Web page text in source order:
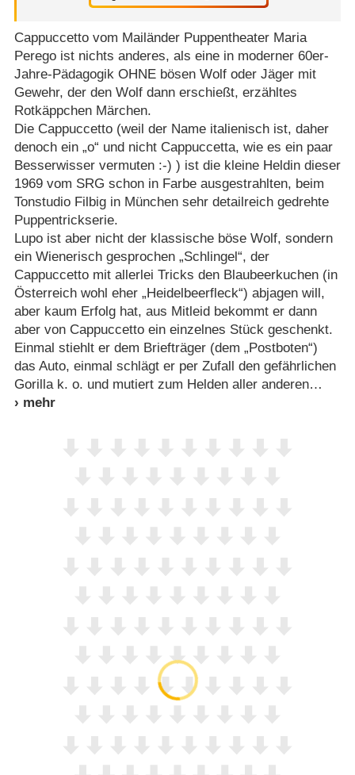
Cappuccetto vom Mailänder Puppentheater Maria
Perego ist nichts anderes, als eine in moderner 60er-
Jahre-Pädagogik OHNE bösen Wolf oder Jäger mit
Gewehr, der den Wolf dann erschießt, erzähltes
Rotkäppchen Märchen.
Die Cappuccetto (weil der Name italienisch ist, daher
denoch ein „o“ und nicht Cappuccetta, wie es ein paar
Besserwisser vermuten :-) ) ist die kleine Heldin dieser
1969 vom SRG schon in Farbe ausgestrahlten, beim
Tonstudio Filbig in München sehr detailreich gedrehte
Puppentrickserie.
Lupo ist aber nicht der klassische böse Wolf, sondern
ein Wienerisch gesprochen „Schlingel“, der
Cappuccetto mit allerlei Tricks den Blaubeerkuchen (in
Österreich wohl eher „Heidelbeerfleck“) abjagen will,
aber kaum Erfolg hat, aus Mitleid bekommt er dann
aber von Cappuccetto ein einzelnes Stück geschenkt.
Einmal stiehlt er dem Briefträger (dem „Postboten“)
das Auto, einmal schlägt er per Zufall den gefährlichen
Gorilla k. o. und mutiert zum Helden aller anderen